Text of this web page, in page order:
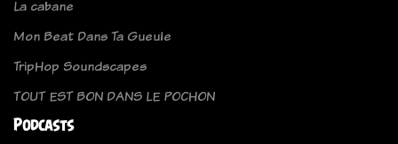
La cabane
Mon Beat Dans Ta Gueule
TripHop Soundscapes
TOUT EST BON DANS LE POCHON
Podcasts